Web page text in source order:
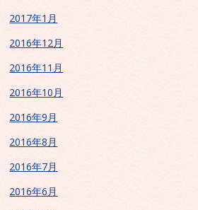
2017年1月
2016年12月
2016年11月
2016年10月
2016年9月
2016年8月
2016年7月
2016年6月